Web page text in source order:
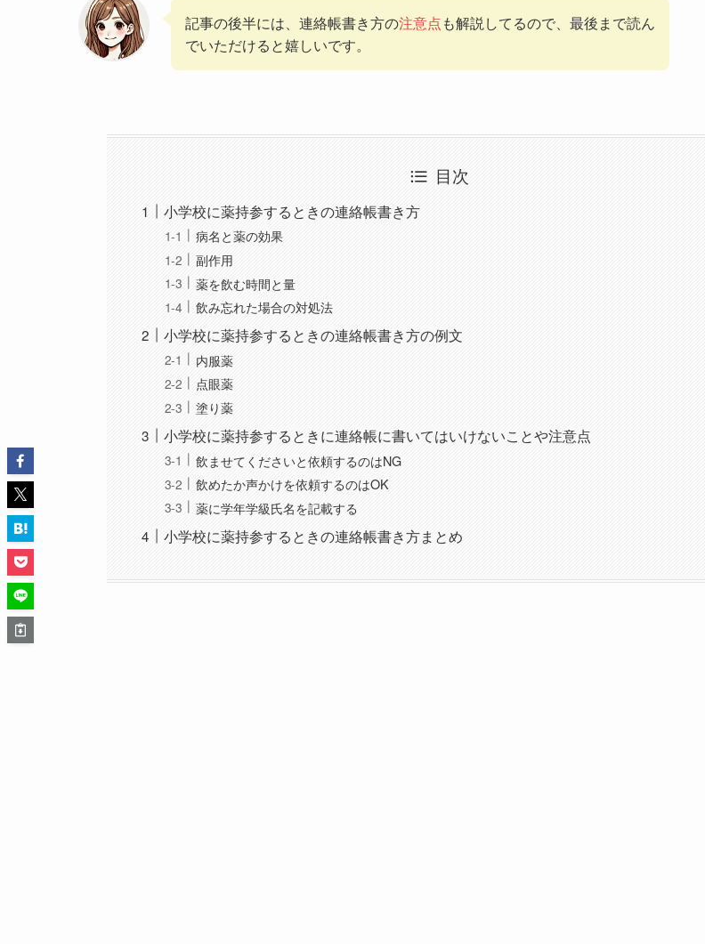
記事の後半には、連絡帳書き方の注意点も解説してるので、最後まで読ん
でいただけると嬉しいです。
目次
小学校に薬持参するときの連絡帳書き方
病名と薬の効果
副作用
薬を飲む時間と量
飲み忘れた場合の対処法
小学校に薬持参するときの連絡帳書き方の例文
内服薬
点眼薬
塗り薬
小学校に薬持参するときに連絡帳に書いてはいけないことや注意点
飲ませてくださいと依頼するのはNG
飲めたか声かけを依頼するのはOK
薬に学年学級氏名を記載する
小学校に薬持参するときの連絡帳書き方まとめ